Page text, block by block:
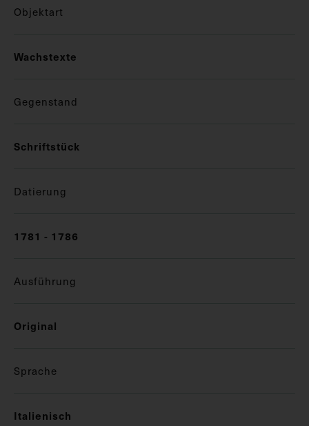
Objektart
Wachstexte
Gegenstand
Schriftstück
Datierung
1781 - 1786
Ausführung
Original
Sprache
Italienisch